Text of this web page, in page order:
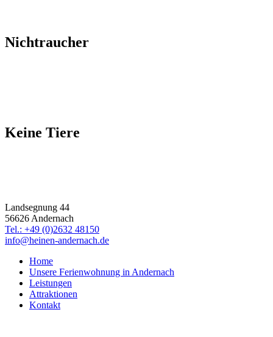
Nichtraucher
Keine Tiere
Landsegnung 44
56626 Andernach
Tel.: +49 (0)2632 48150
info@heinen-andernach.de
Home
Unsere Ferienwohnung in Andernach
Leistungen
Attraktionen
Kontakt